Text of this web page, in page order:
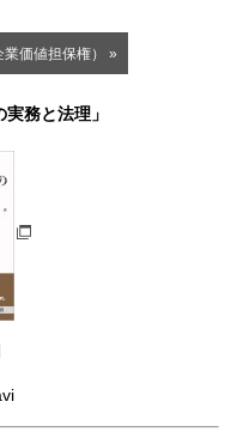
価値担保権） »
務と法理」